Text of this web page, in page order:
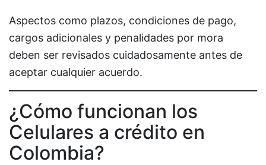
Aspectos como plazos, condiciones de pago,
cargos adicionales y penalidades por mora
deben ser revisados cuidadosamente antes de
aceptar cualquier acuerdo.
¿Cómo funcionan los
Celulares a crédito en
Colombia?